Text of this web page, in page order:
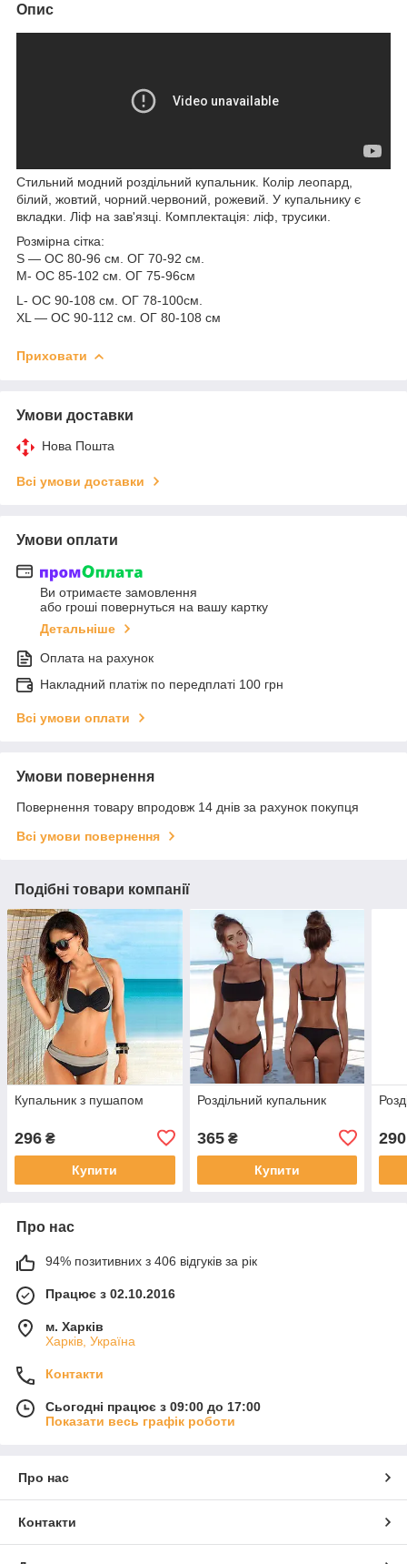
Опис
Стильний модний роздільний купальник. Колір леопард,
білий, жовтий, чорний.червоний, рожевий. У купальнику є
вкладки. Ліф на зав'язці. Комплектація: ліф, трусики.
Розмірна сітка:
S — ОС 80-96 см. ОГ 70-92 см.
M- ОС 85-102 см. ОГ 75-96см
L- ОС 90-108 см. ОГ 78-100см.
XL — ОС 90-112 см. ОГ 80-108 см
Приховати
Умови доставки
Нова Пошта
Всі умови доставки
Умови оплати
Ви отримаєте замовлення
або гроші повернуться на вашу картку
Детальніше
Оплата на рахунок
Накладний платіж по передплаті 100 грн
Всі умови оплати
Умови повернення
Повернення товару впродовж 14 днів за рахунок покупця
Всі умови повернення
Подібні товари компанії
Купальник з пушапом
296 ₴
Купити
Роздільний купальник
365₴
Купити
290
Про нас
94% позитивних з 406 відгуків за рік
Працює з 02.10.2016
м. Харків
Харків, Україна
Контакти
Сьогодні працює з 09:00 до 17:00
Показати весь графік роботи
Про нас
Контакти